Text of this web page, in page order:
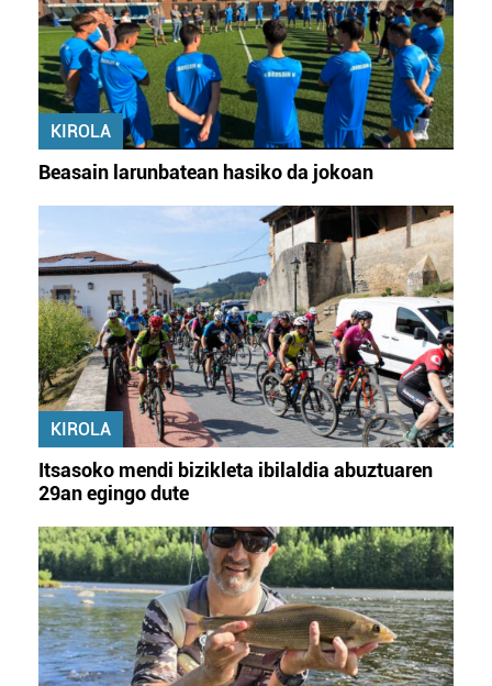
KIROLA
Beasain larunbatean hasiko da jokoan
KIROLA
Itsasoko mendi bizikleta ibilaldia abuztuaren
29an egingo dute